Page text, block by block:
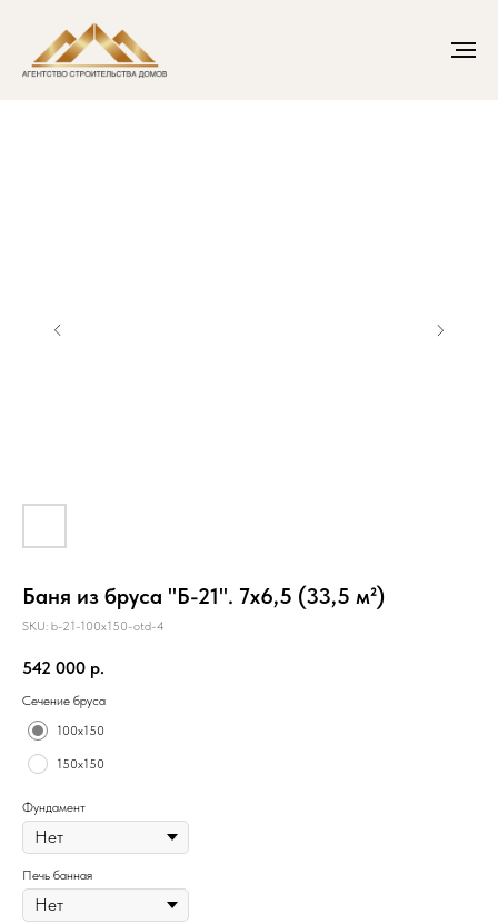
Главная → Бани из бруса
Баня из бруса "Б-21". 7х6,5 (33,5 м²)
SKU: b-21-100x150-otd-4
542 000 р.
Сечение бруса
100х150
150х150
Фундамент
Печь банная